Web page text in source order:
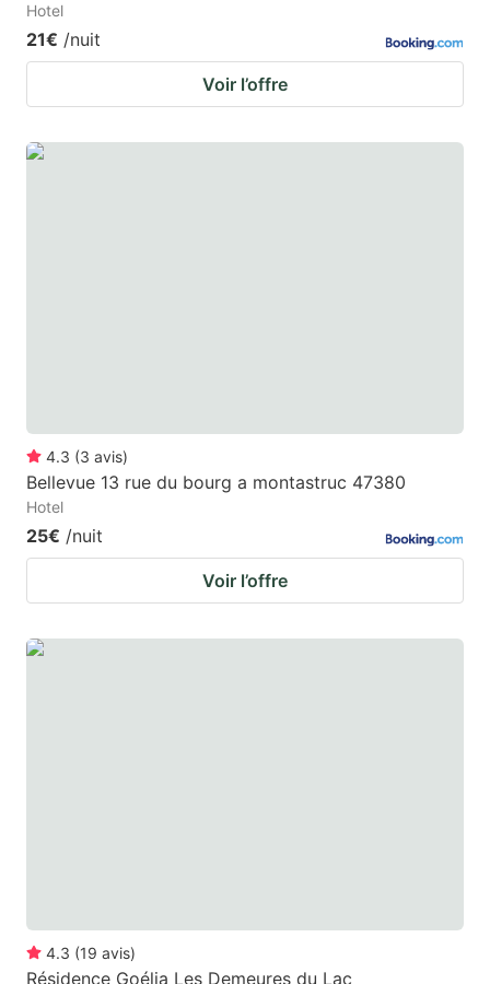
Hotel
21€ /nuit
Voir l’offre
4.3 (3 avis)
Bellevue 13 rue du bourg a montastruc 47380
Hotel
25€ /nuit
Voir l’offre
4.3 (19 avis)
Résidence Goélia Les Demeures du Lac